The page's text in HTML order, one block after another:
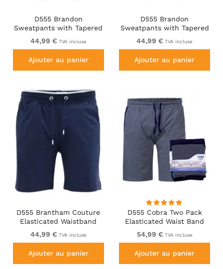
D555 Brandon
Sweatpants with Tapered
leg Black
44,99 € TVA incluse
Ajouter au panier
D555 Brandon
Sweatpants with Tapered
leg Navy
44,99 € TVA incluse
Ajouter au panier
D555 Brantham Couture
Elasticated Waistband
Shorts Navy
44,99 € TVA incluse
Ajouter au panier
D555 Cobra Two Pack
Elasticated Waist Band
Jersey Shorts With
Pockets
54,99 € TVA incluse
Ajouter au panier